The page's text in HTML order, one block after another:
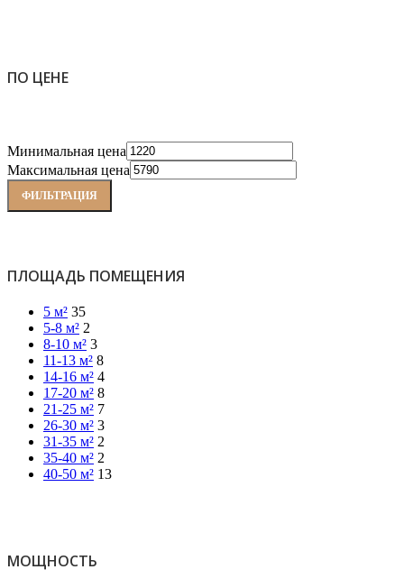
ПО ЦЕНЕ
Минимальная цена
Максимальная цена
ФИЛЬТРАЦИЯ
ПЛОЩАДЬ ПОМЕЩЕНИЯ
5 м² 35
5-8 м² 2
8-10 м² 3
11-13 м² 8
14-16 м² 4
17-20 м² 8
21-25 м² 7
26-30 м² 3
31-35 м² 2
35-40 м² 2
40-50 м² 13
МОЩНОСТЬ